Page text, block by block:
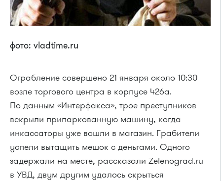
фото: vladtime.ru
Ограбление совершено 21 января около 10:30
возле торгового центра в корпусе 426а.
По данным «Интерфакса», трое преступников
вскрыли припаркованную машину, когда
инкассаторы уже вошли в магазин. Грабители
успели вытащить мешок с деньгами. Одного
задержали на месте, рассказали Zelenograd.ru
в УВД, двум другим удалось скрыться